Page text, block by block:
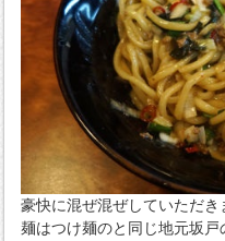
豪快に混ぜ混ぜしていただき
麺はつけ麺のと同じ地元坂